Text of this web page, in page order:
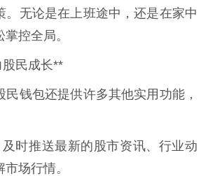
。无论是在上班途中，还是在家中
控全局。
民成长**
民钱包还提供许多其他实用功能，
时推送最新的股市资讯、行业动
场行情。